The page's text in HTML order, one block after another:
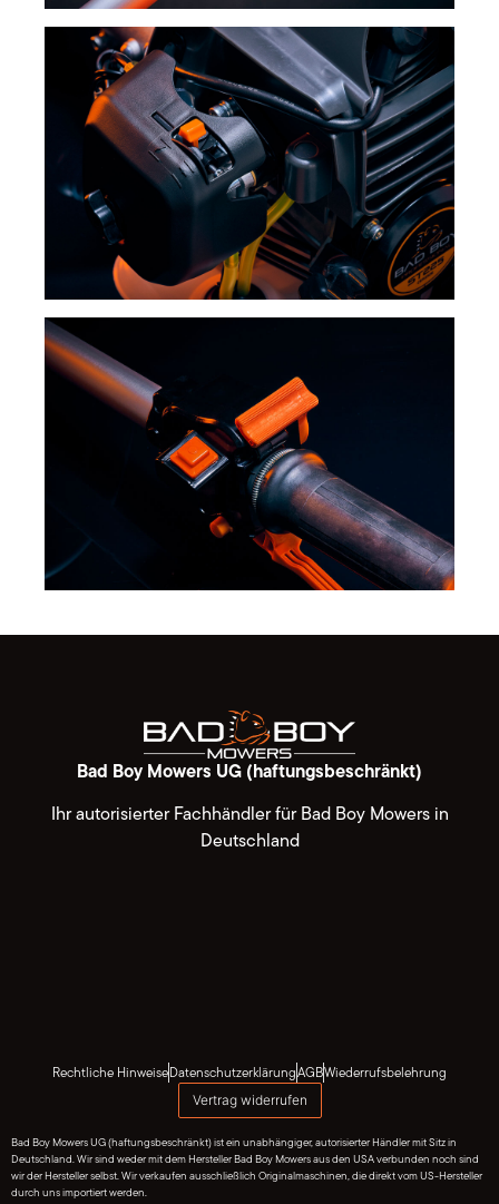
Bad Boy Mowers UG (haftungsbeschränkt)
Ihr autorisierter Fachhändler für Bad Boy Mowers in
Deutschland
Rechtliche HinweiseDatenschutzerklärungAGBWiederrufsbelehrung
Vertrag widerrufen
Bad Boy Mowers UG (haftungsbeschränkt) ist ein unabhängiger, autorisierter Händler mit Sitz in
Deutschland. Wir sind weder mit dem Hersteller Bad Boy Mowers aus den USA verbunden noch sind
wir der Hersteller selbst. Wir verkaufen ausschließlich Originalmaschinen, die direkt vom US-Hersteller
durch uns importiert werden.